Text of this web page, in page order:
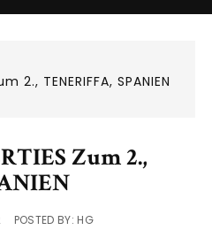
2., TENERIFFA, SPANIEN
Zum 2.,
POSTED BY: HG